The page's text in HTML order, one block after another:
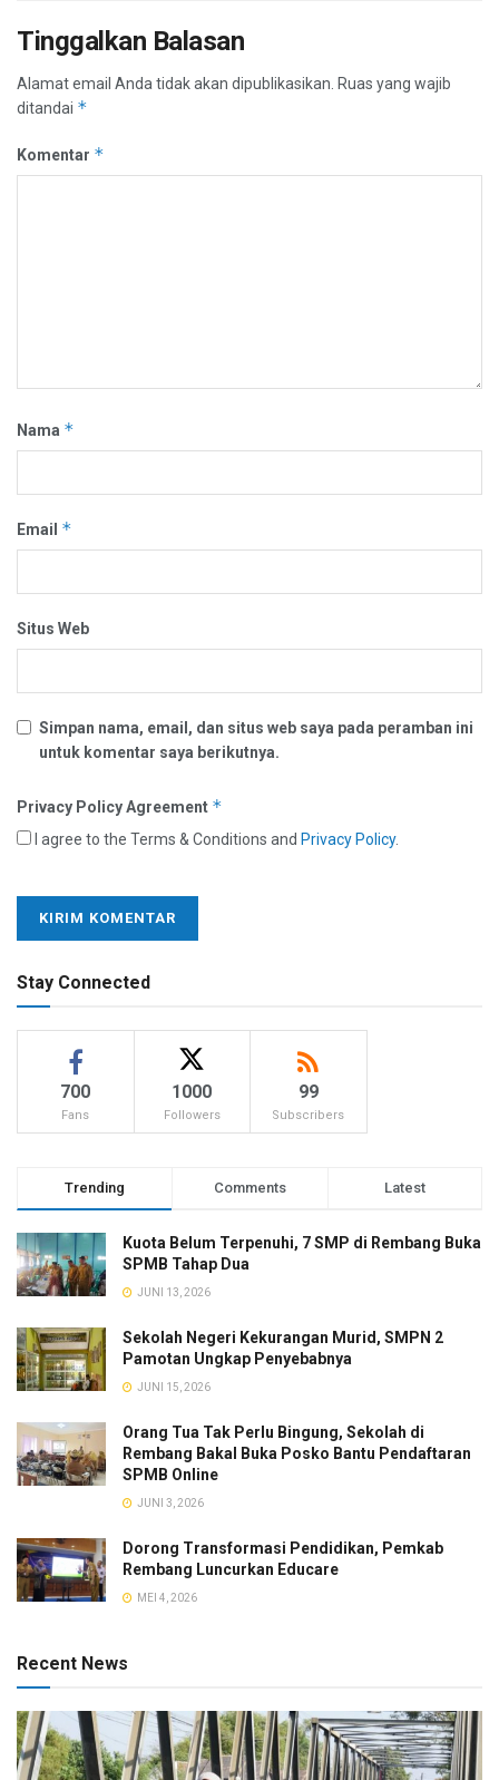
Tinggalkan Balasan
Alamat email Anda tidak akan dipublikasikan. Ruas yang wajib
ditandai *
Komentar *
Nama *
Email *
Situs Web
Simpan nama, email, dan situs web saya pada peramban ini
untuk komentar saya berikutnya.
Privacy Policy Agreement *
I agree to the Terms & Conditions and Privacy Policy.
Stay Connected
700
Fans
1000
Followers
99
Subscribers
Trending Comments Latest
Kuota Belum Terpenuhi, 7 SMP di Rembang Buka
SPMB Tahap Dua
JUNI 13, 2026
Sekolah Negeri Kekurangan Murid, SMPN 2
Pamotan Ungkap Penyebabnya
JUNI 15, 2026
Orang Tua Tak Perlu Bingung, Sekolah di
Rembang Bakal Buka Posko Bantu Pendaftaran
SPMB Online
JUNI 3, 2026
Dorong Transformasi Pendidikan, Pemkab
Rembang Luncurkan Educare
MEI 4, 2026
Recent News